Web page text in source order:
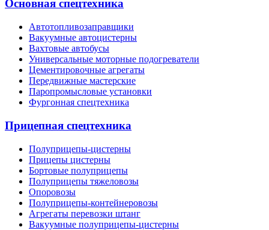
Основная спецтехника
Автотопливозаправщики
Вакуумные автоцистерны
Вахтовые автобусы
Универсальные моторные подогреватели
Цементировочные агрегаты
Передвижные мастерские
Паропромысловые установки
Фургонная спецтехника
Прицепная спецтехника
Полуприцепы-цистерны
Прицепы цистерны
Бортовые полуприцепы
Полуприцепы тяжеловозы
Опоровозы
Полуприцепы-контейнеровозы
Агрегаты перевозки штанг
Вакуумные полуприцепы-цистерны